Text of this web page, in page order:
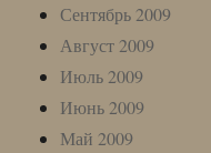
Сентябрь 2009
Август 2009
Июль 2009
Июнь 2009
Май 2009